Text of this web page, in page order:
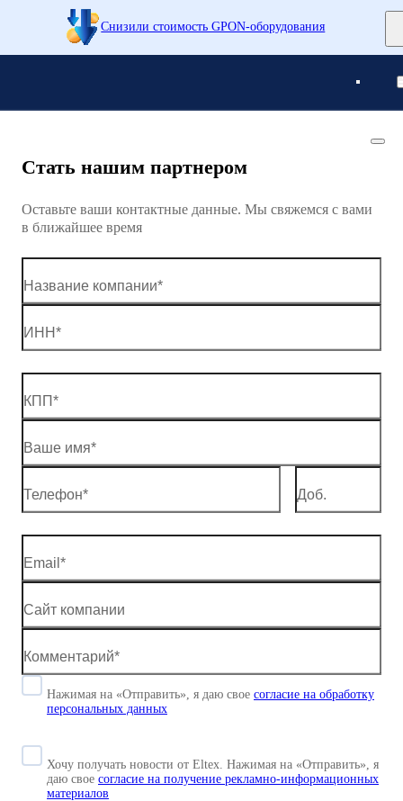
Понятно
Стать нашим партнером
Оставьте ваши контактные данные. Мы свяжемся с вами
в ближайшее время
Нажимая на «Отправить», я даю свое согласие на обработку
персональных данных
Хочу получать новости от Eltex. Нажимая на «Отправить», я
даю свое согласие на получение рекламно-информационных
материалов
Снизили стоимость GPON-оборудования